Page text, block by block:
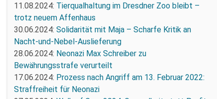
11.08.2024: Tierqualhaltung im Dresdner Zoo bleibt –
trotz neuem Affenhaus
30.06.2024: Solidarität mit Maja – Scharfe Kritik an
Nacht-und-Nebel-Auslieferung
28.06.2024: Neonazi Max Schreiber zu
Bewährungsstrafe verurteilt
17.06.2024: Prozess nach Angriff am 13. Februar 2022:
Straffreiheit für Neonazi